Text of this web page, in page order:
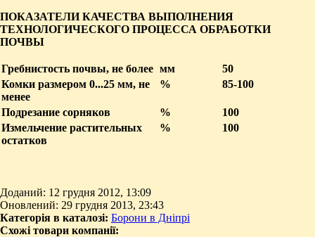
ПОКАЗАТЕЛИ КАЧЕСТВА ВЫПОЛНЕНИЯ
ТЕХНОЛОГИЧЕСКОГО ПРОЦЕССА ОБРАБОТКИ
ПОЧВЫ
Гребнистость почвы, не более мм
50
Комки размером 0...25 мм, не
менее
% 85-100
Подрезание сорняков %
100
Измельчение растительных
остатков
% 100
Доданий: 12 грудня 2012, 13:09
Оновлений: 29 грудня 2013, 23:43
Категорія в каталозі: Борони в Дніпрі
Схожі товари компанії: